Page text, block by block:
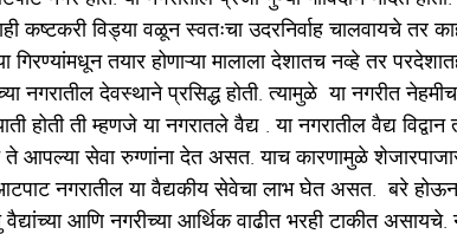
कष्टकरी विड्या वळून स्वतःचा उदरनिर्वाह चालवायचे तर
तयार होणाऱ्या मालाला देशातच नव्हे तर
नगरातील देवस्थाने प्रसिद्ध होती. त्यामुळे  या नगरीत नेहमीच
होती ती म्हणजे या नगरातले वैद्य . या नगरातील वैद्य
आपल्या सेवा रुग्णांना देत असत. याच कारणामुळे
आटपाट नगरातील या वैद्यकीय सेवेचा लाभ घेत असत.  बरे
आणि नगरीच्या आर्थिक वाढीत भरही टाकीत असायचे.